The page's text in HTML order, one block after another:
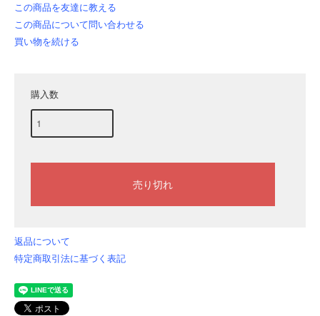
この商品を友達に教える
この商品について問い合わせる
買い物を続ける
購入数
返品について
特定商取引法に基づく表記